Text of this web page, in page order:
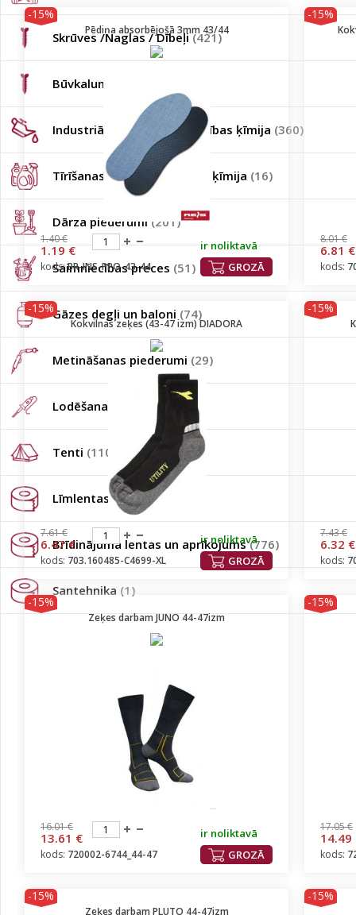
Skrūves /Naglas / Dībeļi(421)
Būvkalumi
Industriālā / auto / būvniecības ķīmija (360)
Tīrīšanas līdzekļi / sadzīves ķīmija (16)
Dārza piederumi (201)
Saimniecības preces (51)
Gāzes degļi un baloni (74)
Metināšanas piederumi (29)
Lodēšanas piederumi (49)
Tenti (110)
Līmlentas/Plēves(196)
Brīdinājuma lentas un aprīkojums(776)
Santehnika (1)
-15%
Pēdiņa absorbējošā 3mm 43/44
1.40 €
1.19 €
ir noliktavā
GROZĀ
kods:BR-INS-PPO-43-44
-15%
8.01 €
6.81 €
kods:
-15%
Kokvilnas zeķes (43-47 izm) DIADORA
7.61 €
6.47 €
ir noliktavā
GROZĀ
kods: 703.160485-C4699-XL
-15%
7.43 €
6.32 €
kods:
-15%
Zeķes darbam JUNO 44-47izm
16.01 €
13.61 €
ir noliktavā
GROZĀ
kods: 720002-6744_44-47
-15%
17.05 €
14.49
kods:
-15%
Zeķes darbam PLUTO 44-47izm
-15%